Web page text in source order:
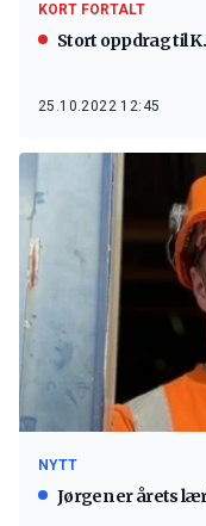
KORT FORTALT
Stort oppdrag til
25.10.2022 12:45
NYTT
Jørgen er årets